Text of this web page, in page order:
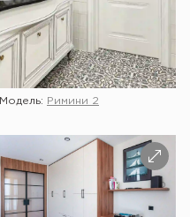
Модель: Римини 2